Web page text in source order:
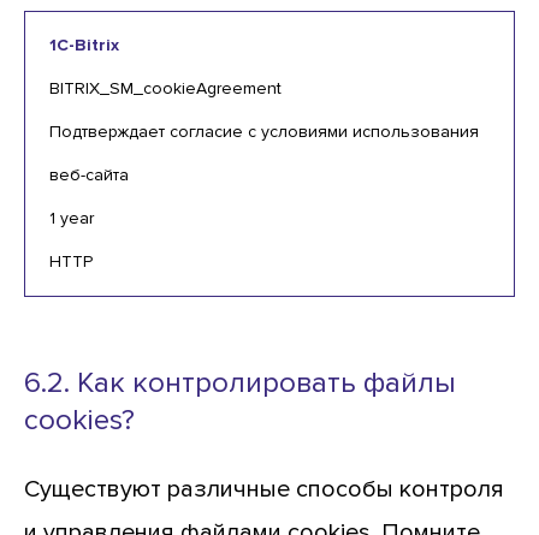
1C-Bitrix
BITRIX_SM_cookieAgreement
Подтверждает согласие с условиями использования
веб-сайта
1 year
HTTP
6.2. Как контролировать файлы
cookies?
Существуют различные способы контроля